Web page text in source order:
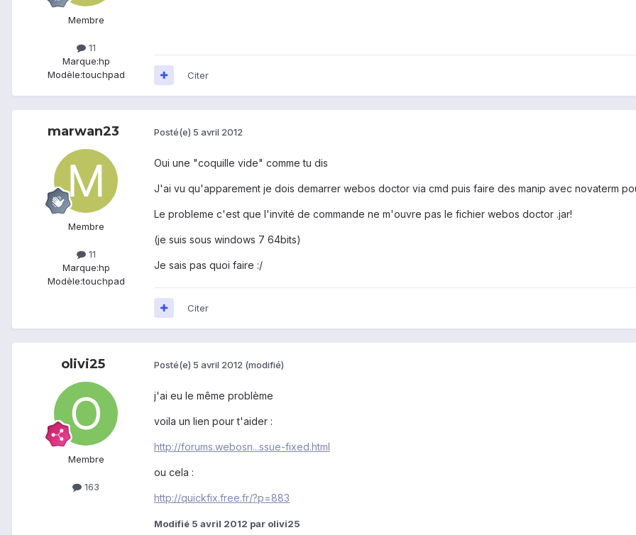
Membre
11
Marque:hp
Modèle:touchpad Citer
marwan23
Membre
11
Marque:hp
Modèle:touchpad
Posté(e) 5 avril 2012
Oui une "coquille vide" comme tu dis
J'ai vu qu'apparement je dois demarrer webos doctor via cmd puis faire des manip avec novaterm
Le probleme c'est que l'invité de commande ne m'ouvre pas le fichier webos doctor .jar!
(je suis sous windows 7 64bits)
Je sais pas quoi faire :/
Citer
olivi25
Membre
163
Posté(e) 5 avril 2012 (modifié)
j'ai eu le même problème
voila un lien pour t'aider :
http://forums.webosn...ssue-fixed.html
ou cela :
http://quickfix.free.fr/?p=883
Modifié 5 avril 2012 par olivi25